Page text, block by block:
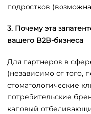
подростков
3. Почему эта
вашего B2B-бизнеса
Для партнеров в
(независимо от того,
стоматологические
потребительские
каповый